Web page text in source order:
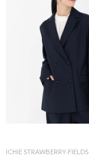
ICHIE STRAWBERRY-FIELDS